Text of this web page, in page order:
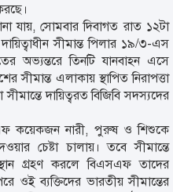
যায়, সোমবার দিবাগত রাত ১২টা
সীমান্ত পিলার ১৯/৩-এস
অভ্যন্তরে তিনটি যানবাহন এসে
সীমান্ত এলাকায় স্থাপিত নিরাপত্তা
দায়িত্বরত বিজিবি সদস্যদের
কয়েকজন নারী, পুরুষ ও শিশুকে
চেষ্টা চালায়। তবে সীমান্তে
গ্রহণ করলে বিএসএফ তাদের
ওই ব্যক্তিদের ভারতীয় সীমান্তের